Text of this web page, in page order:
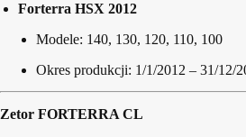
Forterra HSX 2012
Modele: 140, 130, 120, 110, 100
Okres produkcji: 1/1/2012 – 31/12/
Zetor FORTERRA CL